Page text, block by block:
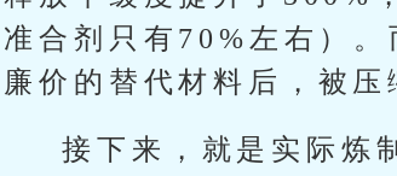
准合剂只有70%左右）
廉价的替代材料后，被压
接下来，就是实际炼